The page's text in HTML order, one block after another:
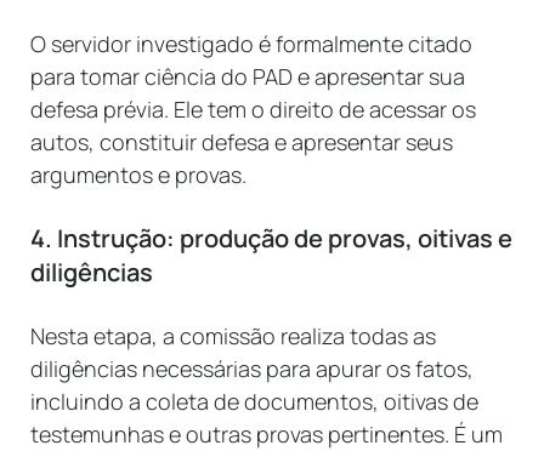
O servidor investigado é formalmente citado
para tomar ciência do PAD e apresentar sua
defesa prévia. Ele tem o direito de acessar os
autos, constituir defesa e apresentar seus
argumentos e provas.
4. Instrução: produção de provas, oitivas e
diligências
Nesta etapa, a comissão realiza todas as
diligências necessárias para apurar os fatos,
incluindo a coleta de documentos, oitivas de
testemunhas e outras provas pertinentes. É um